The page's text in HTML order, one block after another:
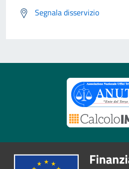
Segnala disservizio